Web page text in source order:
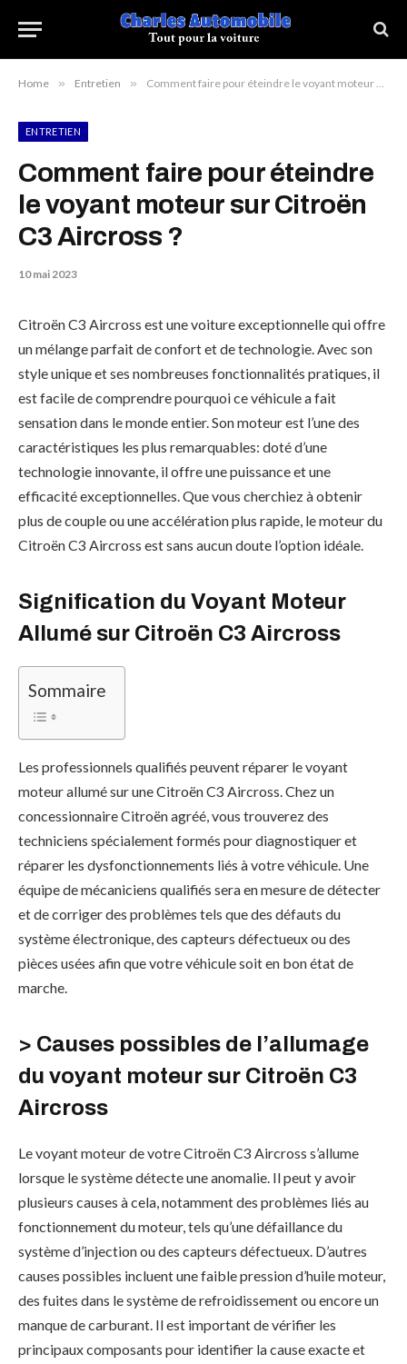
Home » Entretien » Comment faire pour éteindre le voyant moteur sur Citroën C3 Aircross ?
ENTRETIEN
Comment faire pour éteindre
le voyant moteur sur Citroën
C3 Aircross ?
10 mai 2023
Citroën C3 Aircross est une voiture exceptionnelle qui offre
un mélange parfait de confort et de technologie. Avec son
style unique et ses nombreuses fonctionnalités pratiques, il
est facile de comprendre pourquoi ce véhicule a fait
sensation dans le monde entier. Son moteur est l’une des
caractéristiques les plus remarquables: doté d’une
technologie innovante, il offre une puissance et une
efficacité exceptionnelles. Que vous cherchiez à obtenir
plus de couple ou une accélération plus rapide, le moteur du
Citroën C3 Aircross est sans aucun doute l’option idéale.
Signification du Voyant Moteur
Allumé sur Citroën C3 Aircross
Sommaire
Les professionnels qualifiés peuvent réparer le voyant
moteur allumé sur une Citroën C3 Aircross. Chez un
concessionnaire Citroën agréé, vous trouverez des
techniciens spécialement formés pour diagnostiquer et
réparer les dysfonctionnements liés à votre véhicule. Une
équipe de mécaniciens qualifiés sera en mesure de détecter
et de corriger des problèmes tels que des défauts du
système électronique, des capteurs défectueux ou des
pièces usées afin que votre véhicule soit en bon état de
marche.
> Causes possibles de l’allumage
du voyant moteur sur Citroën C3
Aircross
Le voyant moteur de votre Citroën C3 Aircross s’allume
lorsque le système détecte une anomalie. Il peut y avoir
plusieurs causes à cela, notamment des problèmes liés au
fonctionnement du moteur, tels qu’une défaillance du
système d’injection ou des capteurs défectueux. D’autres
causes possibles incluent une faible pression d’huile moteur,
des fuites dans le système de refroidissement ou encore un
manque de carburant. Il est important de vérifier les
principaux composants pour identifier la cause exacte et